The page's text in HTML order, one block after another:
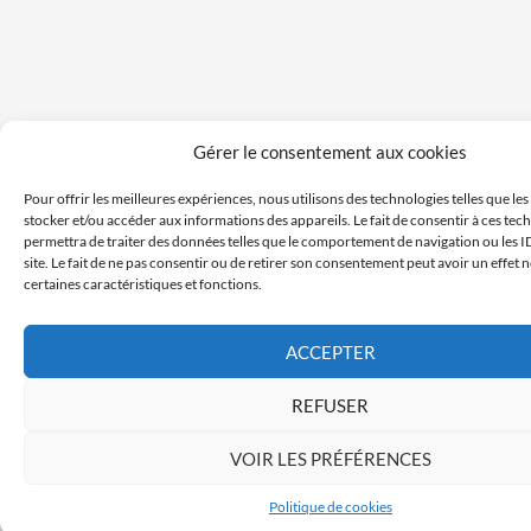
Gérer le consentement aux cookies
Pour offrir les meilleures expériences, nous utilisons des technologies telles que
stocker et/ou accéder aux informations des appareils. Le fait de consentir à ces
permettra de traiter des données telles que le comportement de navigation ou les
site. Le fait de ne pas consentir ou de retirer son consentement peut avoir un effet
certaines caractéristiques et fonctions.
ACCEPTER
REFUSER
VOIR LES PRÉFÉRENCES
Politique de cookies